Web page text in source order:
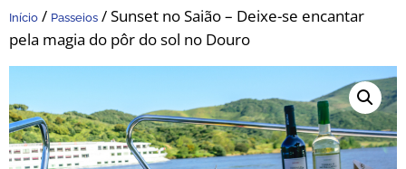
Início / Passeios / Sunset no Saião – Deixe-se encantar
pela magia do pôr do sol no Douro